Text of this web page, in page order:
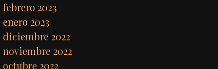
febrero 2023
enero 2023
diciembre 2022
noviembre 2022
octubre 2022